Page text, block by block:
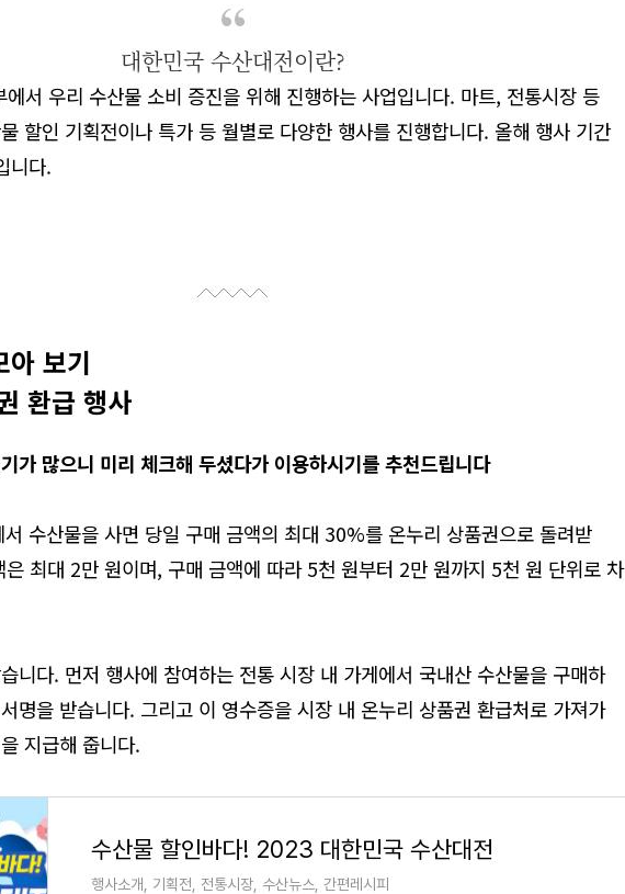
대한민국 수산대전이란?
에서 우리 수산물 소비 증진을위해 진행하는사업입니다. 마트, 전통시장 등
할인 기획전이나 특가 등월별로 다양한 행사를 진행합니다. 올해 행사 기간
니다.
아 보기
환급 행사
가 많으니 미리 체크해 두셨다가 이용하시기를추천드립니다
수산물을 사면 당일 구매 금액의 최대 30%를 온누리 상품권으로 돌려받
최대 2만 원이며, 구매 금액에 따라 5천 원부터 2만 원까지 5천 원 단위로 차
니다. 먼저 행사에 참여하는 전통 시장 내 가게에서 국내산 수산물을 구매하
명을 받습니다. 그리고 이 영수증을 시장 내 온누리 상품권 환급처로 가져가
지급해 줍니다.
수산물 할인바다! 2023 대한민국 수산대전
행사소개, 기획전, 전통시장, 수산뉴스, 간편레시피